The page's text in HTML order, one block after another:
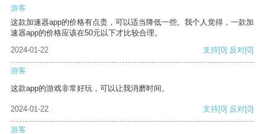
游客
这款加速器app的价格有点贵，可以适当降低一些。我个人觉得，一款加
速器app的价格应该在50元以下才比较合理。
2024-01-22
支持[0] 反对[0]
游客
这款app的游戏非常好玩，可以让我消磨时间。
2024-01-22 支持[0] 反对[0]
游客